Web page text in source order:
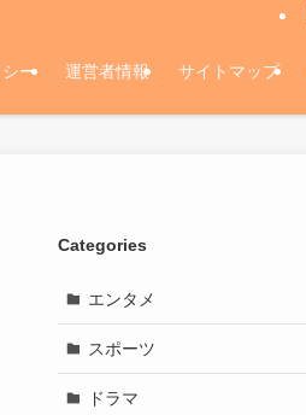
ー 運営者情報 サイトマップ
Categories
エンタメ
スポーツ
ドラマ